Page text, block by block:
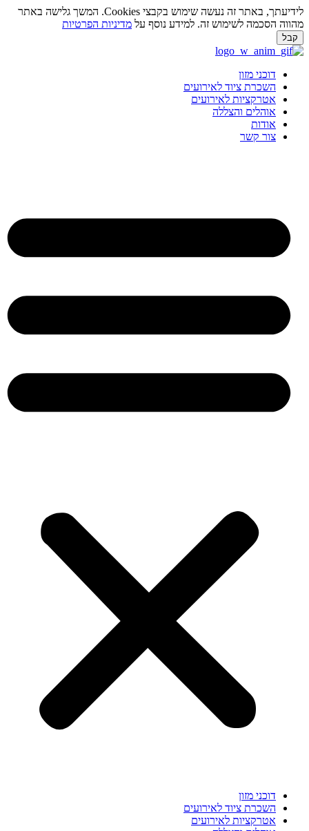
לידיעתך, באתר זה נעשה שימוש בקבצי Cookies. המשך גלישה באתר
מהווה הסכמה לשימוש זה. למידע נוסף עלמדיניות הפרטיות
קבל
דלג
דוכני מזון
השכרת ציוד לאירועים
אטרקציות לאירועים
אוהלים והצללה
אודות
צור קשר
דוכני מזון
השכרת ציוד לאירועים
אטרקציות לאירועים